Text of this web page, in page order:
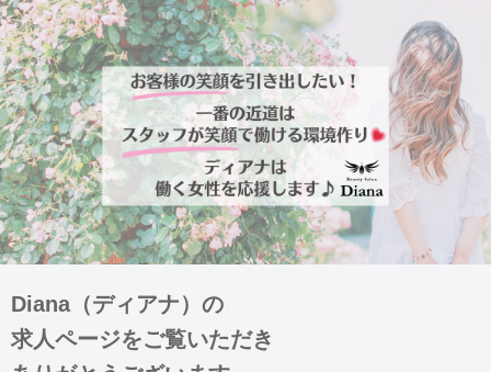
Diana（ディアナ）の
求人ページをご覧いただき